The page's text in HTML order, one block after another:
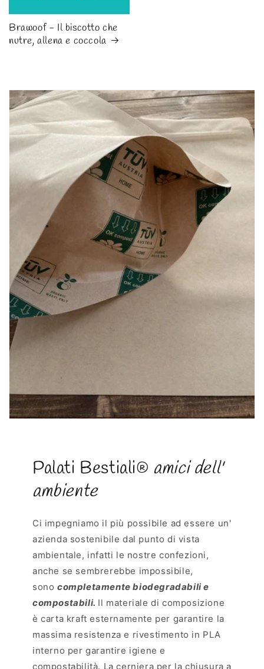
Brawoof - Il biscotto che
nutre, allena e coccola
Palati Bestiali® amici dell'
ambiente
Ci impegniamo il più possibile ad essere un'
azienda sostenibile dal punto di vista
ambientale, infatti le nostre confezioni,
anche se sembrerebbe impossibile,
sono completamente biodegradabili e
compostabili. Il materiale di composizione
è carta kraft esternamente per garantire la
massima resistenza e rivestimento in PLA
interno per garantire igiene e
compostabilità. La cerniera per la chiusura a